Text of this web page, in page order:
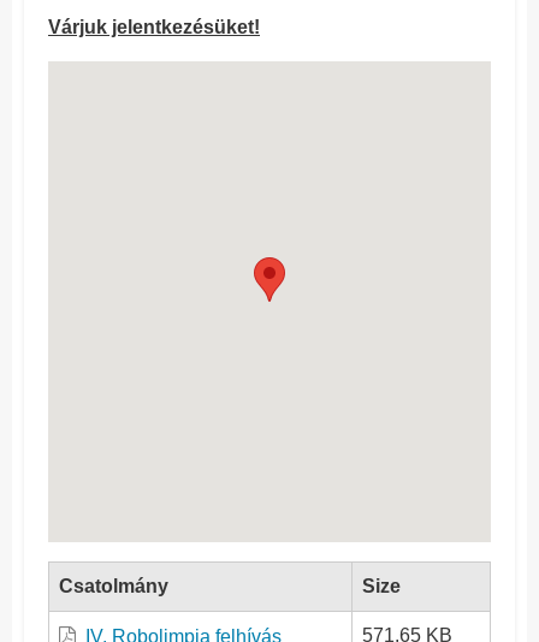
Várjuk jelentkezésüket!
Csatolmány Size
IV. Robolimpia felhívás 571.65 KB